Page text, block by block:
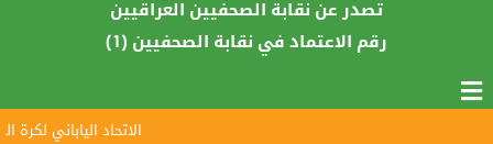
تصدر عن نقابة الصحفيين العراقيين
رقم الاعتماد في نقابة الصحفيين (1)
الاتحاد الياباني لكرة